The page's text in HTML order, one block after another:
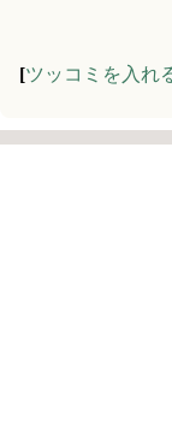
[ツッコミを入れ